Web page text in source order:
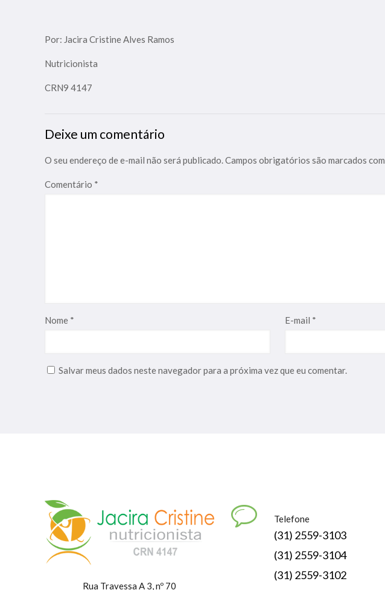
Por: Jacira Cristine Alves Ramos
Nutricionista
CRN9 4147
Deixe um comentário
O seu endereço de e-mail não será publicado. Campos obrigatórios são marcados com
Comentário *
Nome * E-mail *
Salvar meus dados neste navegador para a próxima vez que eu comentar.
Rua Travessa A 3, nº 70
Telefone
(31) 2559-3103
(31) 2559-3104
(31) 2559-3102